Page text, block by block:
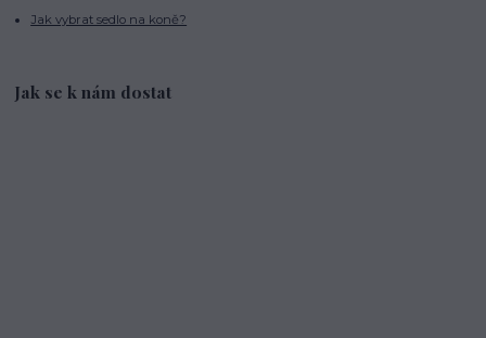
Jak vybrat sedlo na koně?
Jak se k nám dostat